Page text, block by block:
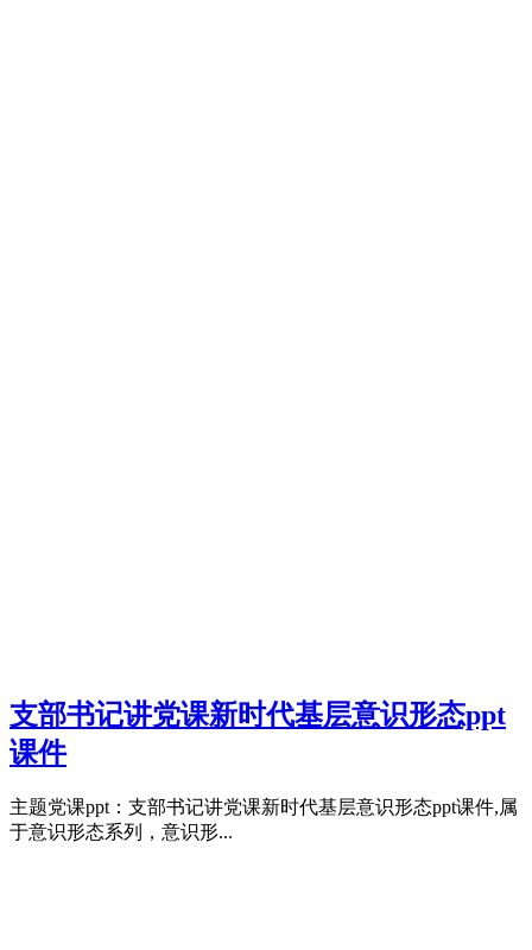
支部书记讲党课新时代基层意识形态ppt
课件
主题党课ppt：支部书记讲党课新时代基层意识形态ppt课件,属
于意识形态系列，意识形...